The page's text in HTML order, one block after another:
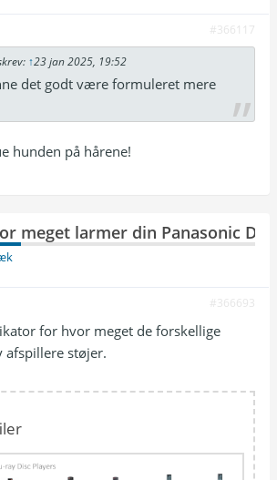
#366117
↑23 jan 2025, 19:52
det godt være formuleret mere
hunden på hårene!
meget larmer din Panasonic DP-
#366693
for hvor meget de forskellige
afspillere støjer.